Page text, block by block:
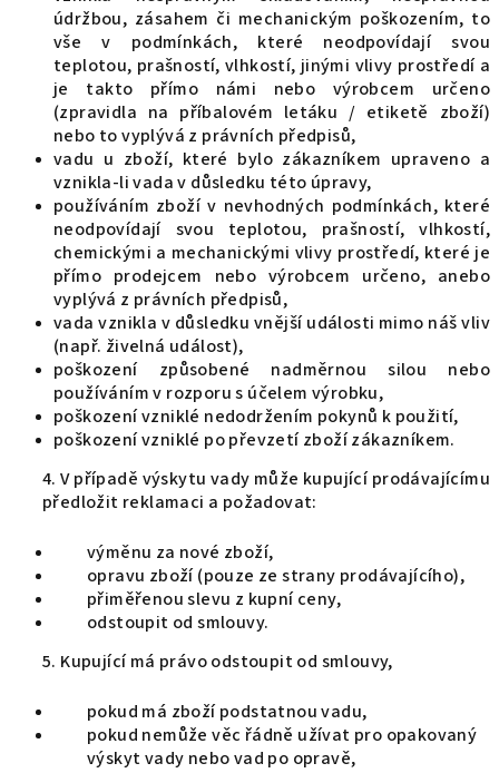
údržbou, zásahem či mechanickým poškozením, to
vše v podmínkách, které neodpovídají svou
teplotou, prašností, vlhkostí, jinými vlivy prostředí a
je takto přímo námi nebo výrobcem určeno
(zpravidla na příbalovém letáku / etiketě zboží)
nebo to vyplývá z právních předpisů,
vadu u zboží, které bylo zákazníkem upraveno a
vznikla-li vada v důsledku této úpravy,
používáním zboží v nevhodných podmínkách, které
neodpovídají svou teplotou, prašností, vlhkostí,
chemickými a mechanickými vlivy prostředí, které je
přímo prodejcem nebo výrobcem určeno, anebo
vyplývá z právních předpisů,
vada vznikla v důsledku vnější události mimo náš vliv
(např. živelná událost),
poškození způsobené nadměrnou silou nebo
používáním v rozporu s účelem výrobku,
poškození vzniklé nedodržením pokynů k použití,
poškození vzniklé po převzetí zboží zákazníkem.
4. V případě výskytu vady může kupující prodávajícímu
předložit reklamaci a požadovat:
výměnu za nové zboží,
opravu zboží (pouze ze strany prodávajícího),
přiměřenou slevu z kupní ceny,
odstoupit od smlouvy.
5. Kupující má právo odstoupit od smlouvy,
pokud má zboží podstatnou vadu,
pokud nemůže věc řádně užívat pro opakovaný
výskyt vady nebo vad po opravě,